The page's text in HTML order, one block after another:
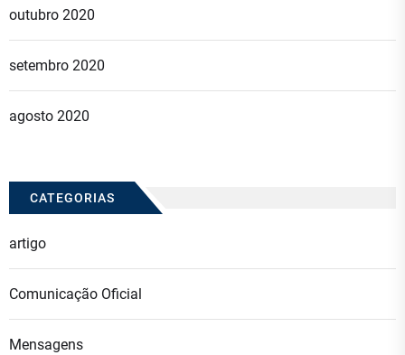
outubro 2020
setembro 2020
agosto 2020
CATEGORIAS
artigo
Comunicação Oficial
Mensagens